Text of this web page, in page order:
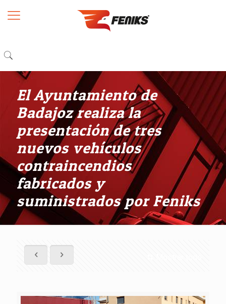
El Ayuntamiento de
Badajoz realiza la
presentación de tres
nuevos vehículos
contraincendios
fabricados y
suministrados por Feniks